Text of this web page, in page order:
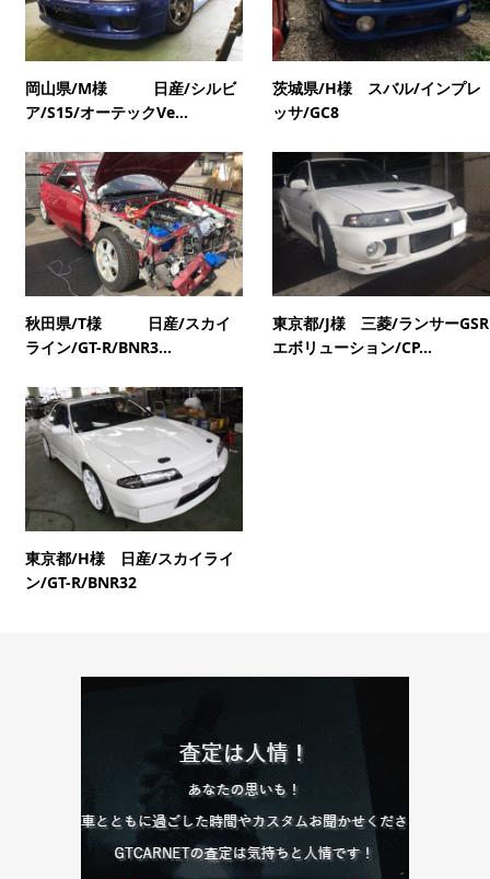
岡山県/M様 日産/シルビ
ア/S15/オーテックVe...
茨城県/H様 スバル/インプレ
ッサ/GC8
秋田県/T様 日産/スカイ
ライン/GT-R/BNR3...
東京都/J様 三菱/ランサーGSR
エボリューション/CP...
東京都/H様 日産/スカイライ
ン/GT-R/BNR32